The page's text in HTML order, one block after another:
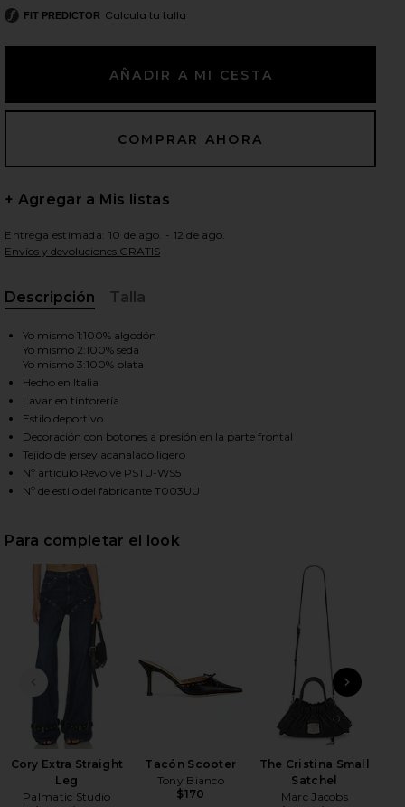
2 of 4 Umilis Tank Top in White
diapositivas
UMILIS TANK TOP IN WHITE ON FACEBOOK
UMILIS TANK TOP IN WHITE ON TWITTER
UMILIS TANK TOP IN WHITE ON PINTEREST
FIT PREDICTOR Calcula tu talla
+ Agregar a Mis listas
Entrega estimada: 10 de ago. - 12 de ago.
Envíos y devoluciones GRATIS
Descripción
Talla
Yo mismo 1:100% algodón
Yo mismo 2:100% seda
Yo mismo 3:100% plata
Hecho en Italia
Lavar en tintorería
Estilo deportivo
Decoración con botones a presión en la parte frontal
Tejido de jersey acanalado ligero
Nº artículo Revolve PSTU-WS5
Nº de estilo del fabricante T003UU
Para completar el look
DIAPOSITIVA ANTERIOR
Cory Extra Straight
Leg
Palmatic Studio
Tacón Scooter
Tony Bianco
$170
The Cristina Small
Satchel
Marc Jacobs